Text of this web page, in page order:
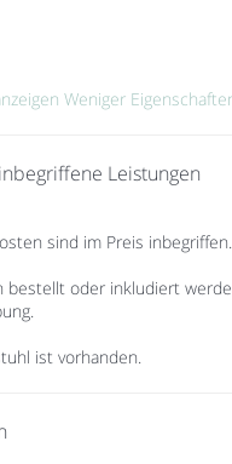
Weniger
Leistungen
sind im Preis inbegriffen.
bestellt oder inkludiert
ist vorhanden.